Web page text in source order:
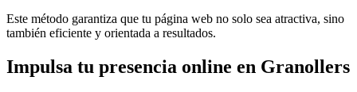
Este método garantiza que tu página web no solo sea atractiva, sino
también eficiente y orientada a resultados.
Impulsa tu presencia online en Granollers